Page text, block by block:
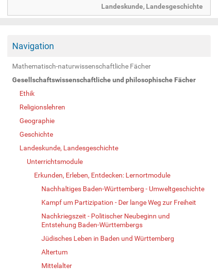
Landeskunde, Landesgeschichte
Navigation
Mathematisch-naturwissenschaftliche Fächer
Gesellschaftswissenschaftliche und philosophische Fächer
Ethik
Religionslehren
Geographie
Geschichte
Landeskunde, Landesgeschichte
Unterrichtsmodule
Erkunden, Erleben, Entdecken: Lernortmodule
Nachhaltiges Baden-Württemberg - Umweltgeschichte
Kampf um Partizipation - Der lange Weg zur Freiheit
Nachkriegszeit - Politischer Neubeginn und
Entstehung Baden-Württembergs
Jüdisches Leben in Baden und Württemberg
Altertum
Mittelalter